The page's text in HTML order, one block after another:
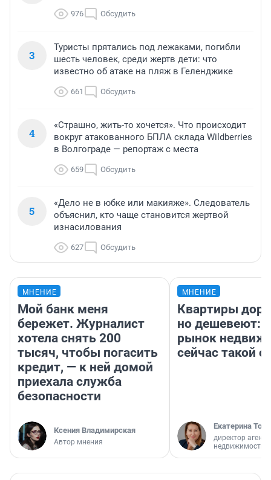
976 Обсудить
3
Туристы прятались под лежаками, погибли
шесть человек, среди жертв дети: что
известно об атаке на пляж в Геленджике
661 Обсудить
4
«Страшно, жить-то хочется». Что происходит
вокруг атакованного БПЛА склада Wildberries
в Волгограде — репортаж с места
659 Обсудить
5
«Дело не в юбке или макияже». Следователь
объяснил, кто чаще становится жертвой
изнасилования
627 Обсудить
МНЕНИЕ
Мой банк меня
бережет. Журналист
хотела снять 200
тысяч, чтобы погасить
кредит, — к ней домой
приехала служба
безопасности
Ксения Владимирская
Автор мнения
МНЕНИЕ
Квартиры
но дешевеют:
рынок
сейчас такой
Екатерина
директор
недвижимости